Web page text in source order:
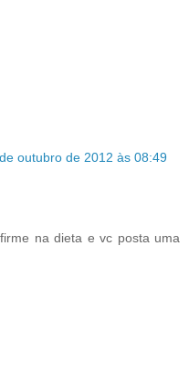
outubro de 2012 às 08:49
na dieta e vc posta uma